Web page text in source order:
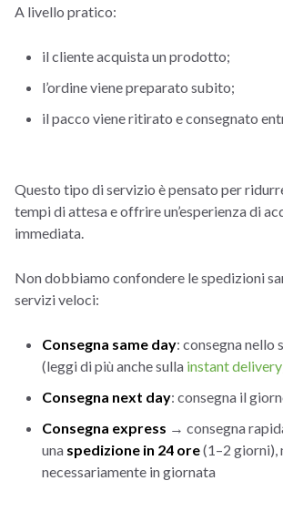
A livello pratico:
il cliente acquista un prodotto;
l’ordine viene preparato subito;
il pacco viene ritirato e consegnato
Questo tipo di servizio è pensato per
tempi di attesa e offrire un’esperienza di
immediata.
Non dobbiamo confondere le spedizioni
servizi veloci:
Consegna same day: consegna nello
(leggi di più anche sulla instant
Consegna next day: consegna il
Consegna express → consegna
una spedizione in 24 ore(1–2 giorni),
necessariamente in giornata